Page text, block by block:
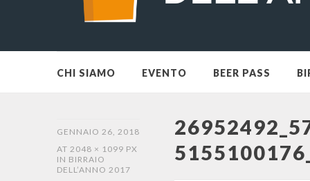
CHI SIAMO EVENTO BEER PASS
GENNAIO 26, 2018
AT 2048 × 1099 PX
IN BIRRAIO
DELL’ANNO 2017